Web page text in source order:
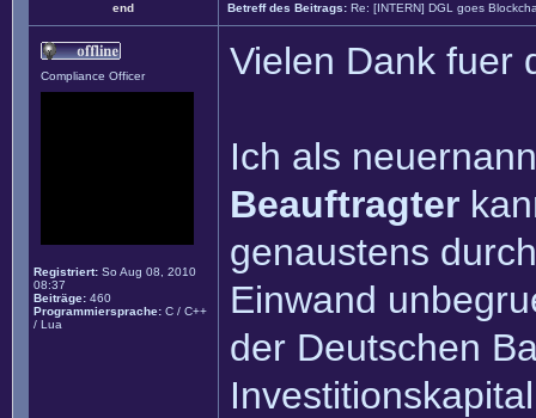
end Betreff des Beitrags: Re: [INTERN] DGL goes
Compliance Officer
Registriert: So Aug 08, 2010
08:37
Beiträge: 460
Programmiersprache: C / C++
/ Lua
Vielen Dank fuer
Ich als
Beauftragter
genaustens
Einwand
der Deutschen